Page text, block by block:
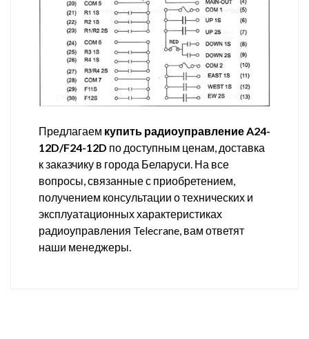
Предлагаем купить радиоуправление A24-
12D/F24-12D по доступным ценам, доставка
к заказчику в города Беларуси. На все
вопросы, связанные с приобретением,
получением консультации о технических и
эксплуатационных характеристиках
радиоуправления Telecrane, вам ответят
наши менеджеры.